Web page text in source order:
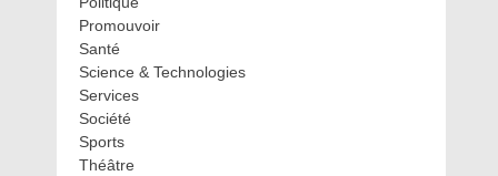
Promouvoir
Santé
Science & Technologies
Services
Société
Sports
Théâtre